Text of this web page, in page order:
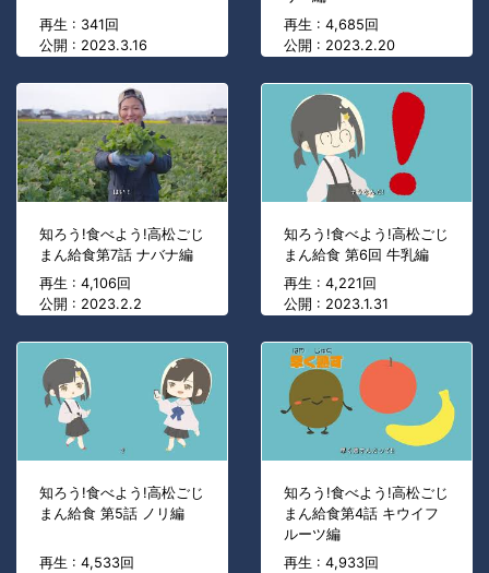
再生 : 341回
公開 : 2023.3.16
再生 : 4,685回
公開 : 2023.2.20
知ろう!食べよう!高松ごじ
まん給食第7話 ナバナ編
再生 : 4,106回
公開 : 2023.2.2
知ろう!食べよう!高松ごじ
まん給食 第6回 牛乳編
再生 : 4,221回
公開 : 2023.1.31
知ろう!食べよう!高松ごじ
まん給食 第5話 ノリ編
再生 : 4,533回
知ろう!食べよう!高松ごじ
まん給食第4話 キウイフ
ルーツ編
再生 : 4,933回